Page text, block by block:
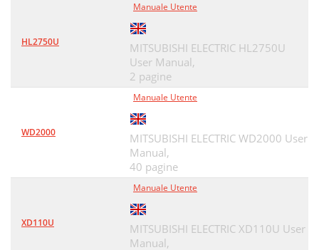
HL2750U
Manuale Utente
MITSUBISHI ELECTRIC HL2750U
User Manual,
2 pagine
WD2000
Manuale Utente
MITSUBISHI ELECTRIC WD2000 User
Manual,
40 pagine
XD110U
Manuale Utente
MITSUBISHI ELECTRIC XD110U User
Manual,